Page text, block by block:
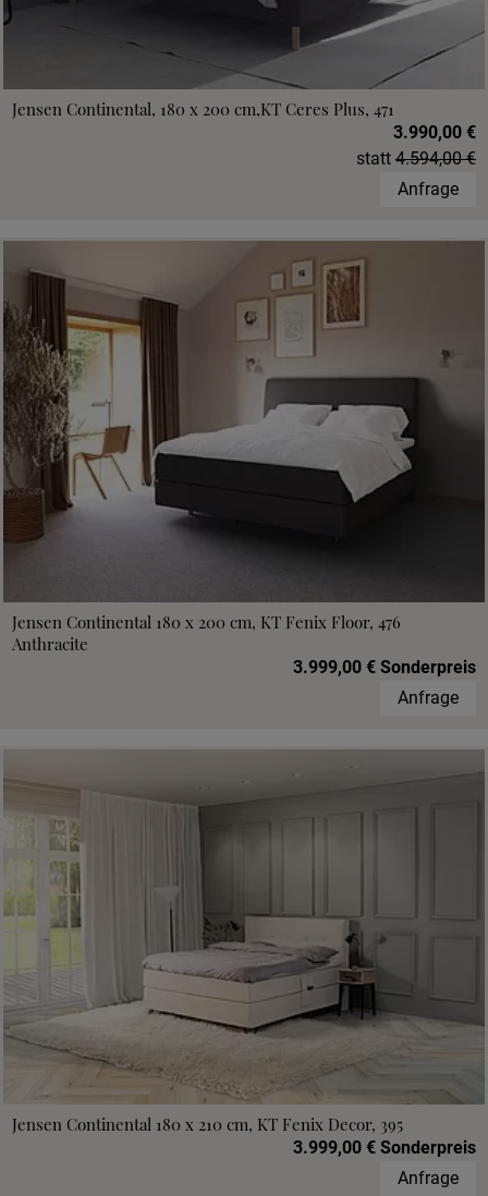
Jensen Continental, 180 x 200 cm,KT Ceres Plus, 471
3.990,00 €
statt 4.594,00 €
Anfrage
Jensen Continental 180 x 200 cm, KT Fenix Floor, 476
Anthracite
3.999,00 € Sonderpreis
Anfrage
Jensen Continental 180 x 210 cm, KT Fenix Decor, 395
3.999,00 € Sonderpreis
Anfrage